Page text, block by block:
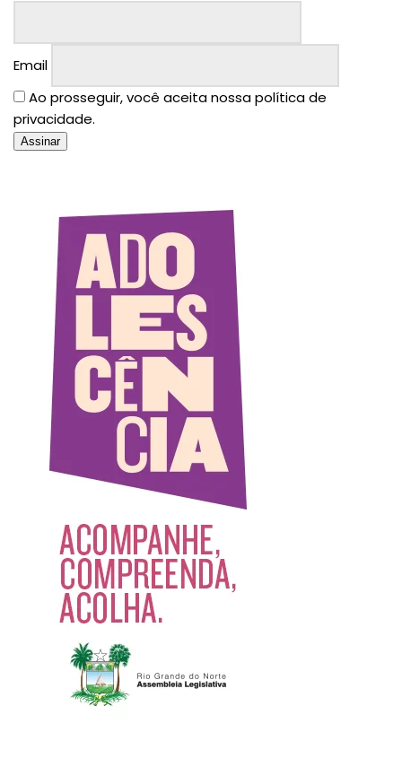
Email
Ao prosseguir, você aceita nossa política de
privacidade.